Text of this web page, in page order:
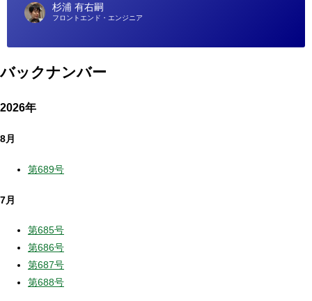
杉浦 有右嗣
フロントエンド・エンジニア
バックナンバー
2026年
8月
第689号
7月
第685号
第686号
第687号
第688号